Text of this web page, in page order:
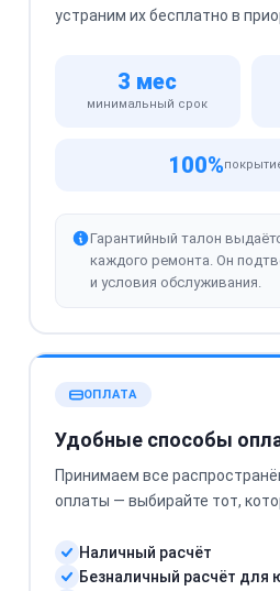
устраним их бесплатно в
3 мес
минимальный срок
100%
Гарантийный талон
каждого ремонта. Он
и условия обслуживания.
ОПЛАТА
Удобные способы
Принимаем все
оплаты — выбирайте тот,
Наличный расчёт
Безналичный расчёт для